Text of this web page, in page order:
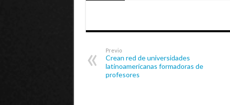
Previo
Crean red de universidades
latinoamericanas formadoras de
profesores